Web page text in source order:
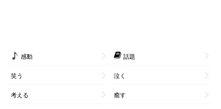
感動 話題
笑う 泣く
考える 癒す